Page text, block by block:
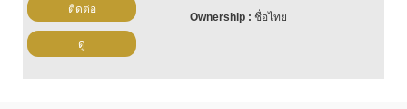
ชื่อไทย
ติดต่อ
ดู